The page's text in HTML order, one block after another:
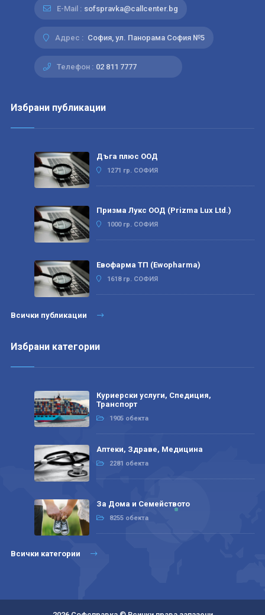
E-Mail : sofspravka@callcenter.bg
Адрес : София, ул. Панорама София №5
Телефон : 02 811 7777
Избрани публикации
Дъга плюс ООД
1271 гр. СОФИЯ
Призма Лукс ООД (Prizma Lux Ltd.)
1000 гр. СОФИЯ
Евофарма ТП (Ewopharma)
1618 гр. СОФИЯ
Всички публикации
Избрани категории
Куриерски услуги, Спедиция,
Транспорт
1905 обекта
Аптеки, Здраве, Медицина
2281 обекта
За Дома и Семейството
8255 обекта
Всички категории